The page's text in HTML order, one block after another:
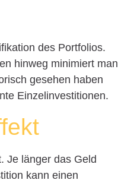
des Portfolios.
hinweg minimiert man
gesehen haben
Einzelinvestitionen.
Je länger das Geld
kann einen